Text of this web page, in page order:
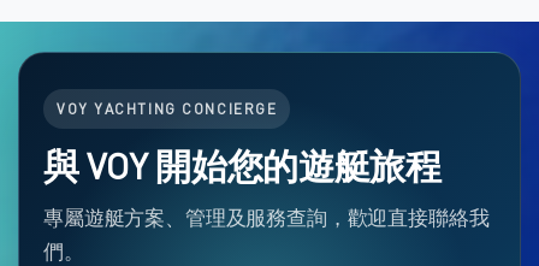
VOY YACHTING CONCIERGE
與 VOY 開始您的遊艇旅程
專屬遊艇方案、管理及服務查詢，歡迎直接聯絡我
們。